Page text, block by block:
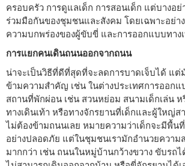
ครอบครัว การดูแลเด็ก การสอนเด็ก แต่บางอย่
ร่วมมือกันของชุมชนและสังคม โดยเฉพาะอย่า
ความบกพร่องของผู้ขับขี่ และการออกแบบทา
การแยกคนเดินถนนออกจากถนน
น่าจะเป็นวิธีที่ดีที่สุดที่จะลดการบาดเจ็บได้ แต่
ข้ามความสำคัญ เช่น ในต่างประเทศการออก
สถานที่พักผ่อน เช่น สวนหย่อม สนามเด็กเล่น ห
ทางเดินเท้า หรือทางจักรยานที่เด็กและผู้ใหญ่ส
ไม่ต้องข้ามถนนเลย หมายความว่าเด็กจะมีพื้น
อย่างปลอดภัย แต่ในชุมชนเรามักอำนวยความ
มากกว่า เช่น ถนนในหมู่บ้านกว้างขวาง ขับรถไ